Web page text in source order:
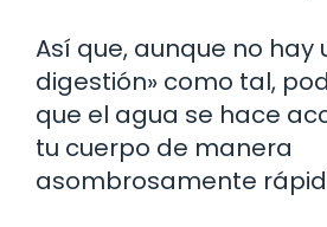
Así que, aunque no hay
digestión» como tal,
que el agua se hace
tu cuerpo de manera
asombrosamente